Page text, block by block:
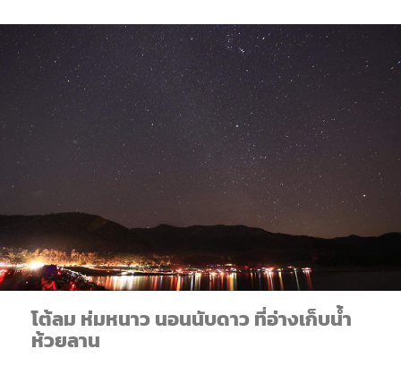
โต้ลม ห่มหนาวนอนนับดาวที่อ่างเก็บน้ำ
ห้วยลาน